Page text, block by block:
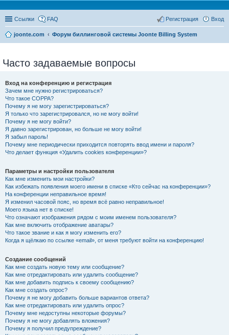
Ссылки FAQ Вход
Регистрация
joonte.com Форум биллинговой системы Joonte Billing System
Часто задаваемые вопросы
Вход на конференцию и регистрация
Зачем мне нужно регистрироваться?
Что такое COPPA?
Почему я не могу зарегистрироваться?
Я только что зарегистрировался, но не могу войти!
Почему я не могу войти?
Я давно зарегистрирован, но больше не могу войти!
Я забыл пароль!
Почему мне периодически приходится повторять ввод имени и пароля?
Что делает функция «Удалить cookies конференции»?
Параметры и настройки пользователя
Как мне изменить мои настройки?
Как избежать появления моего имени в списке «Кто сейчас на конференции»?
На конференции неправильное время!
Я изменил часовой пояс, но время всё равно неправильное!
Моего языка нет в списке!
Что означают изображения рядом с моим именем пользователя?
Как мне включить отображение аватары?
Что такое звание и как я могу изменить его?
Когда я щёлкаю по ссылке «email», от меня требуют войти на конференцию!
Создание сообщений
Как мне создать новую тему или сообщение?
Как мне отредактировать или удалить сообщение?
Как мне добавить подпись к своему сообщению?
Как мне создать опрос?
Почему я не могу добавить больше вариантов ответа?
Как мне отредактировать или удалить опрос?
Почему мне недоступны некоторые форумы?
Почему я не могу добавлять вложения?
Почему я получил предупреждение?